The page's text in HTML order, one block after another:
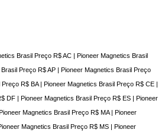
Brasil Preço R$ AC | Pioneer Magnetics Brasil
Preço R$ AP | Pioneer Magnetics Brasil Preço
R$ BA | Pioneer Magnetics Brasil Preço R$ CE |
DF | Pioneer Magnetics Brasil Preço R$ ES | Pioneer
Magnetics Brasil Preço R$ MA | Pioneer
Magnetics Brasil Preço R$ MS | Pioneer